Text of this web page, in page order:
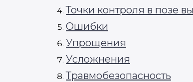
Точки контроля в позе
Ошибки
Упрощения
Усложнения
Травмобезопасность